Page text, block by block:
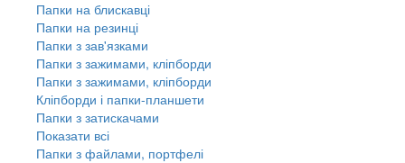
Папки на блискавці
Папки на резинці
Папки з зав'язками
Папки з зажимами, кліпборди
Папки з зажимами, кліпборди
Кліпборди і папки-планшети
Папки з затискачами
Показати всі
Папки з файлами, портфелі